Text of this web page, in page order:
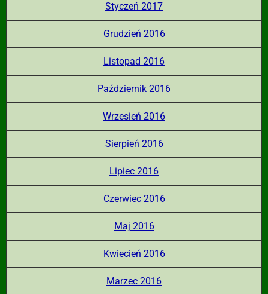
Styczeń 2017
Grudzień 2016
Listopad 2016
Październik 2016
Wrzesień 2016
Sierpień 2016
Lipiec 2016
Czerwiec 2016
Maj 2016
Kwiecień 2016
Marzec 2016